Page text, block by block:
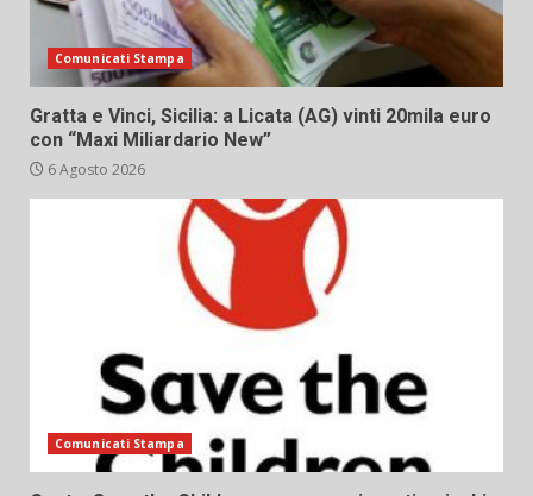
Comunicati Stampa
Gratta e Vinci, Sicilia: a Licata (AG) vinti 20mila euro
con “Maxi Miliardario New”
6 Agosto 2026
Comunicati Stampa